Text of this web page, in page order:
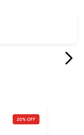
20% OFF